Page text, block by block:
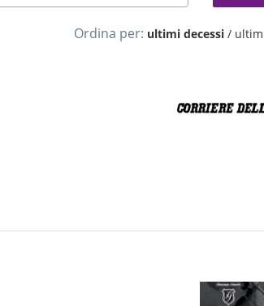
Ordina per: ultimi decessi/